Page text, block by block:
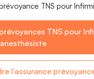
TNS pour
TNS pour
anesthésiste
l'assurance